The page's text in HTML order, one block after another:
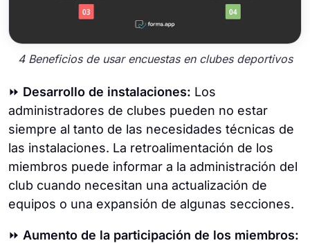
4 Beneficios de usar encuestas en clubes deportivos
⏩ Desarrollo de instalaciones: Los
administradores de clubes pueden no estar
siempre al tanto de las necesidades técnicas de
las instalaciones. La retroalimentación de los
miembros puede informar a la administración del
club cuando necesitan una actualización de
equipos o una expansión de algunas secciones.
⏩ Aumento de la participación de los miembros: